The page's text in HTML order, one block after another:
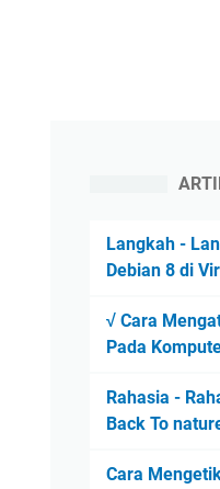
Langkah -
Debian 8 di
√ Cara
Pada
Rahasia -
Back To
Cara